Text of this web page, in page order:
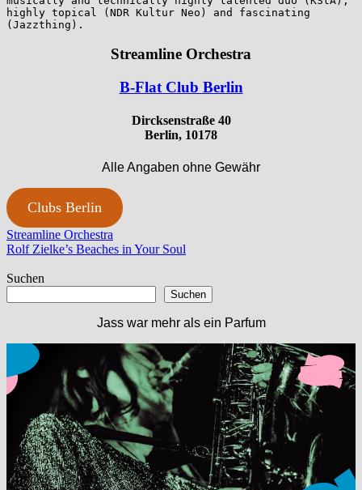
highly topical (NDR Kultur Neo) and fascinating
Streamline Orchestra
B-Flat Club Berlin
Dircksenstraße 40
Berlin, 10178
Alle Angaben ohne Gewähr
Clubs Berlin
Beitragsnavigation
Vorheriger
Beitrag:
Streamline Orchestra
Nächster
Rolf Zielke’s Beaches in Your Soul
Suchen
Suchen
Jass war mehr als ein Parfum